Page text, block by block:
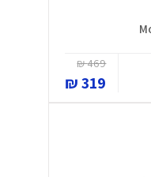
469 ₪
319 ₪